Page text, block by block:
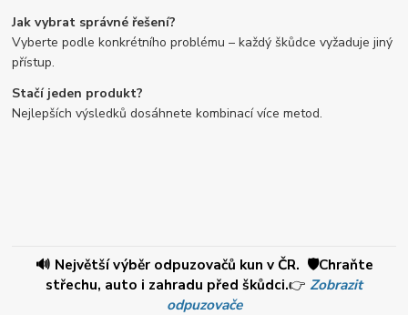
Jak vybrat správné řešení?
Vyberte podle konkrétního problému – každý škůdce vyžaduje jiný
přístup.
Stačí jeden produkt?
Nejlepších výsledků dosáhnete kombinací více metod.
🔊 Největší výběr odpuzovačů kun v ČR. 🛡️Chraňte
střechu, auto i zahradu před škůdci.👉 Zobrazit
odpuzovače